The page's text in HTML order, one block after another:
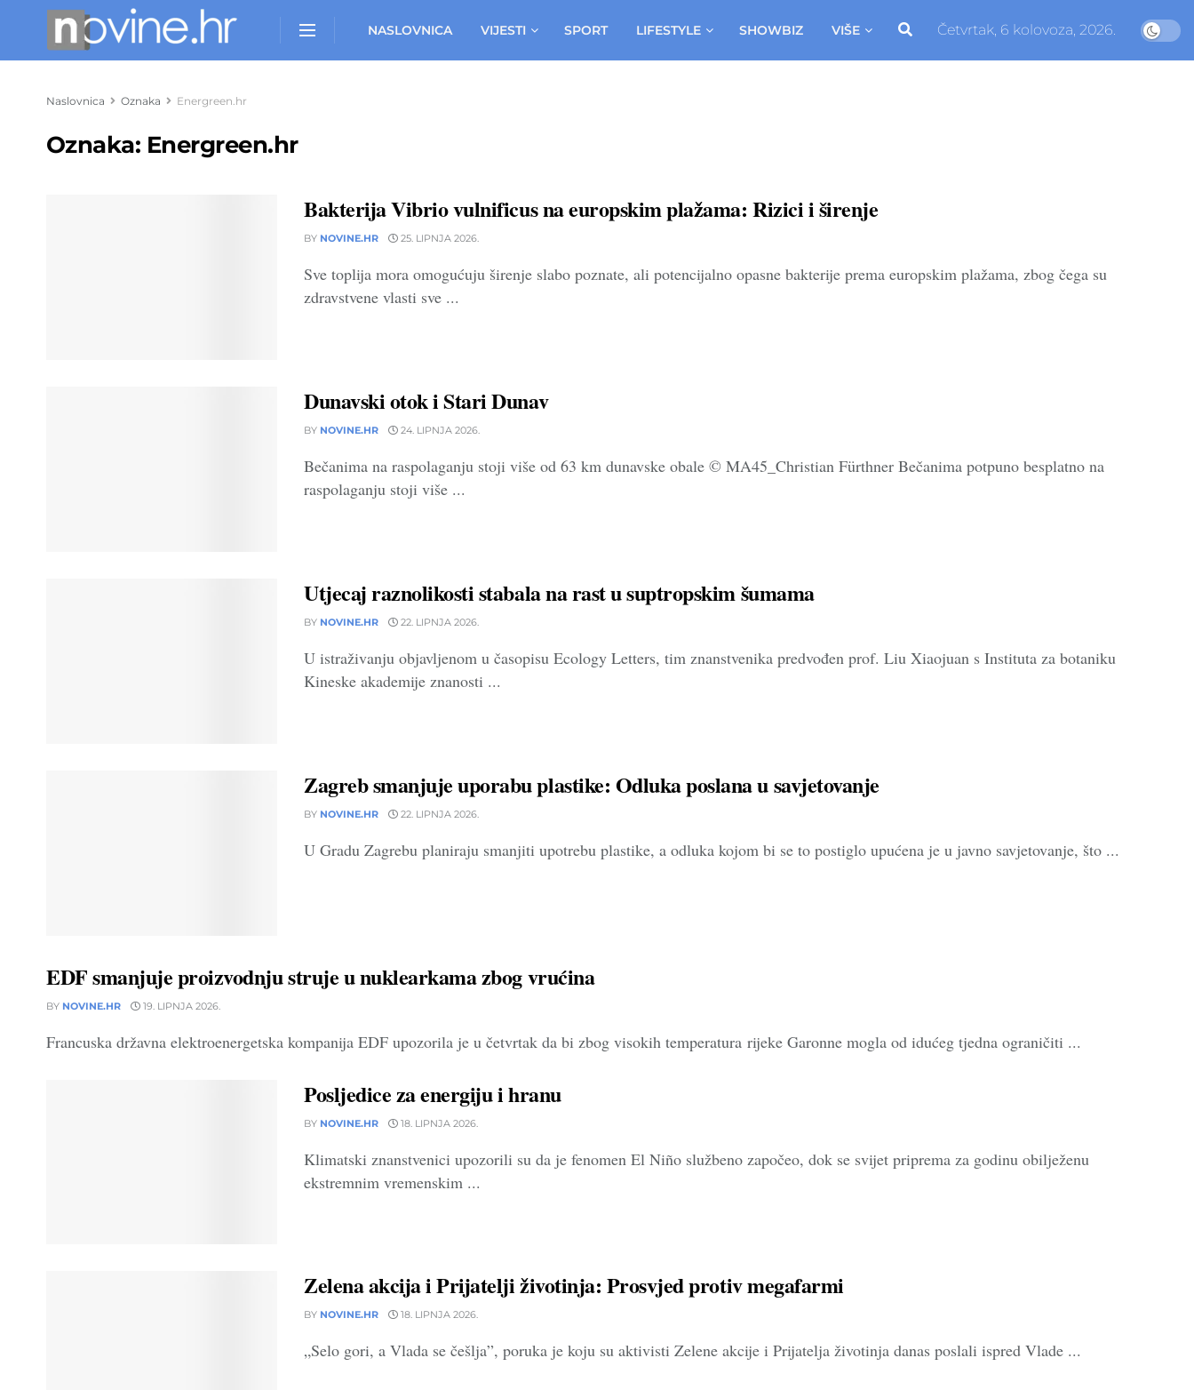
NASLOVNICA VIJESTI SPORT LIFESTYLE SHOWBIZ VIŠE Četvrtak, 6 kolovoza, 2026.
Naslovnica Oznaka Energreen.hr
Oznaka: Energreen.hr
Bakterija Vibrio vulnificus na europskim plažama: Rizici i širenje
BY NOVINE.HR 25. LIPNJA 2026.
Sve toplija mora omogućuju širenje slabo poznate, ali potencijalno opasne bakterije prema europskim plažama, zbog čega su
zdravstvene vlasti sve ...
Dunavski otok i Stari Dunav
BY NOVINE.HR 24. LIPNJA 2026.
Bečanima na raspolaganju stoji više od 63 km dunavske obale © MA45_Christian Fürthner Bečanima potpuno besplatno na
raspolaganju stoji više ...
Utjecaj raznolikosti stabala na rast u suptropskim šumama
BY NOVINE.HR 22. LIPNJA 2026.
U istraživanju objavljenom u časopisu Ecology Letters, tim znanstvenika predvođen prof. Liu Xiaojuan s Instituta za botaniku
Kineske akademije znanosti ...
Zagreb smanjuje uporabu plastike: Odluka poslana u savjetovanje
BY NOVINE.HR 22. LIPNJA 2026.
U Gradu Zagrebu planiraju smanjiti upotrebu plastike, a odluka kojom bi se to postiglo upućena je u javno savjetovanje, što ...
EDF smanjuje proizvodnju struje u nuklearkama zbog vrućina
BY NOVINE.HR 19. LIPNJA 2026.
Francuska državna elektroenergetska kompanija EDF upozorila je u četvrtak da bi zbog visokih temperatura rijeke Garonne mogla od idućeg tjedna ograničiti ...
Posljedice za energiju i hranu
BY NOVINE.HR 18. LIPNJA 2026.
Klimatski znanstvenici upozorili su da je fenomen El Niño službeno započeo, dok se svijet priprema za godinu obilježenu
ekstremnim vremenskim ...
Zelena akcija i Prijatelji životinja: Prosvjed protiv megafarmi
BY NOVINE.HR 18. LIPNJA 2026.
„Selo gori, a Vlada se češlja”, poruka je koju su aktivisti Zelene akcije i Prijatelja životinja danas poslali ispred Vlade ...